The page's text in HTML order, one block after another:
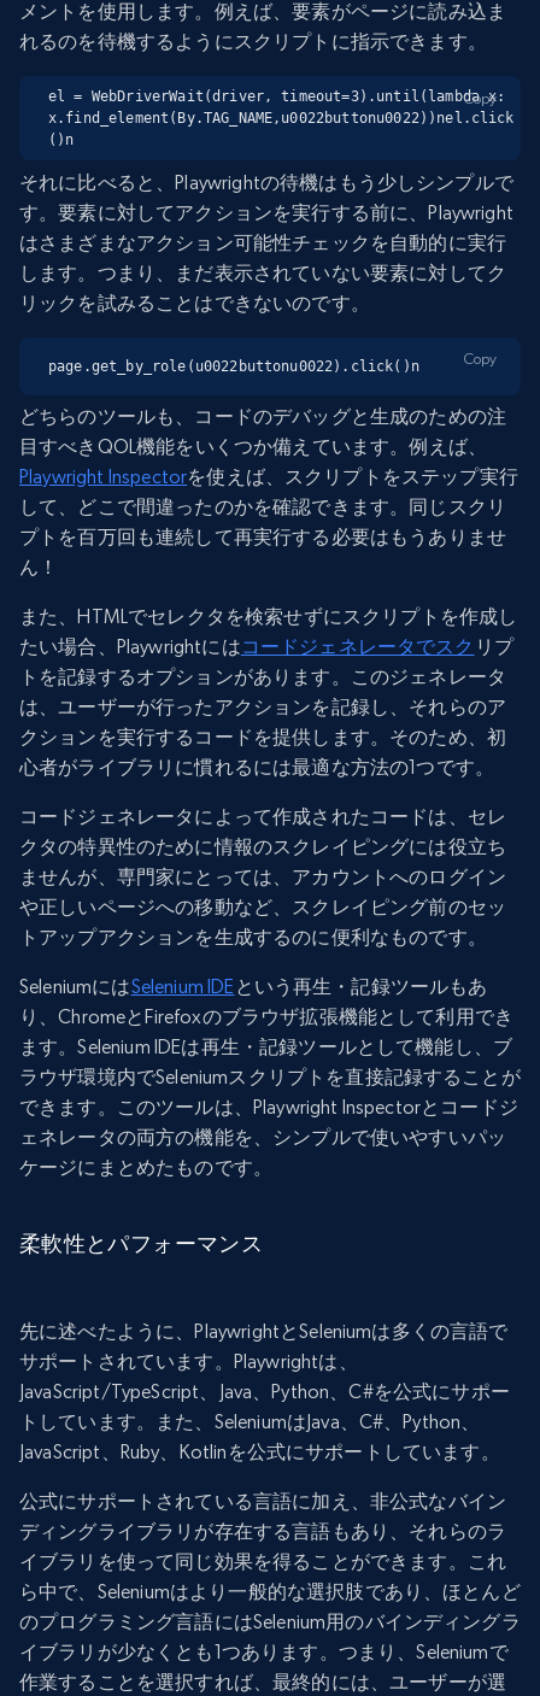
メントを使用します。例えば、要素がページに読み込ま
れるのを待機するようにスクリプトに指示できます。
el = WebDriverWait(driver, timeout=3).until(lambda x:
x.find_element(By.TAG_NAME,u0022buttonu0022))nel.click
()n
Copy
それに比べると、Playwrightの待機はもう少しシンプルで
す。要素に対してアクションを実行する前に、Playwright
はさまざまなアクション可能性チェックを自動的に実行
します。つまり、まだ表示されていない要素に対してク
リックを試みることはできないのです。
page.get_by_role(u0022buttonu0022).click()n Copy
どちらのツールも、コードのデバッグと生成のための注
目すべきQOL機能をいくつか備えています。例えば、
Playwright Inspectorを使えば、スクリプトをステップ実行
して、どこで間違ったのかを確認できます。同じスクリ
プトを百万回も連続して再実行する必要はもうありませ
ん！
また、HTMLでセレクタを検索せずにスクリプトを作成し
たい場合、Playwrightにはコードジェネレータでスク リプ
トを記録するオプションがあります。このジェネレータ
は、ユーザーが行ったアクションを記録し、それらのア
クションを実行するコードを提供します。そのため、初
心者がライブラリに慣れるには最適な方法の1つです。
コードジェネレータによって作成されたコードは、セレ
クタの特異性のために情報のスクレイピングには役立ち
ませんが、専門家にとっては、アカウントへのログイン
や正しいページへの移動など、スクレイピング前のセッ
トアップアクションを生成するのに便利なものです。
SeleniumにはSelenium IDEという再生・記録ツールもあ
り、ChromeとFirefoxのブラウザ拡張機能として利用でき
ます。Selenium IDEは再生・記録ツールとして機能し、ブ
ラウザ環境内でSeleniumスクリプトを直接記録することが
できます。このツールは、Playwright Inspectorとコードジ
ェネレータの両方の機能を、シンプルで使いやすいパッ
ケージにまとめたものです。
柔軟性とパフォーマンス
先に述べたように、PlaywrightとSeleniumは多くの言語で
サポートされています。Playwrightは、
JavaScript/TypeScript、Java、Python、C#を公式にサポー
トしています。また、SeleniumはJava、C#、Python、
JavaScript、Ruby、Kotlinを公式にサポートしています。
公式にサポートされている言語に加え、非公式なバイン
ディングライブラリが存在する言語もあり、それらのラ
イブラリを使って同じ効果を得ることができます。これ
ら中で、Seleniumはより一般的な選択肢であり、ほとんど
のプログラミング言語にはSelenium用のバインディングラ
イブラリが少なくとも1つあります。つまり、Seleniumで
作業することを選択すれば、最終的には、ユーザーが選